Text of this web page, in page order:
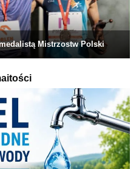
Mistrzostw Polski